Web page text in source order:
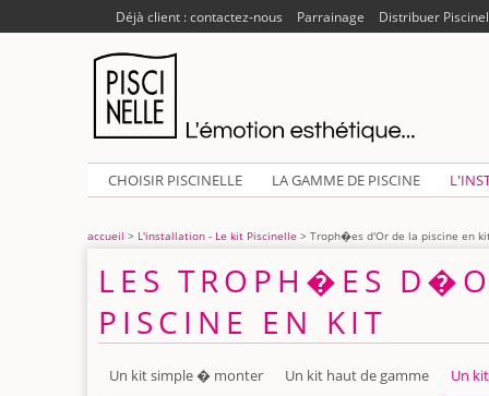
Déjà client : contactez-nous Parrainage Distribuer
CHOISIR PISCINELLE LA GAMME DE PISCINE
accueil > L'installation - Le kit Piscinelle > Troph�es d'Or de la piscine en
LES TROPH�ES
PISCINE EN KIT
Un kit simple � monter Un kit haut de gamme Un